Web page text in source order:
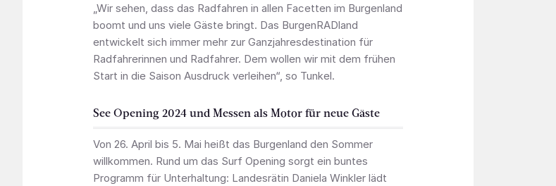
„Wir sehen, dass das Radfahren in allen Facetten im Burgenland
boomt und uns viele Gäste bringt. Das BurgenRADland
entwickelt sich immer mehr zur Ganzjahresdestination für
Radfahrerinnen und Radfahrer. Dem wollen wir mit dem frühen
Start in die Saison Ausdruck verleihen“, so Tunkel.
See Opening 2024 und Messen als Motor für neue Gäste
Von 26. April bis 5. Mai heißt das Burgenland den Sommer
willkommen. Rund um das Surf Opening sorgt ein buntes
Programm für Unterhaltung: Landesrätin Daniela Winkler lädt